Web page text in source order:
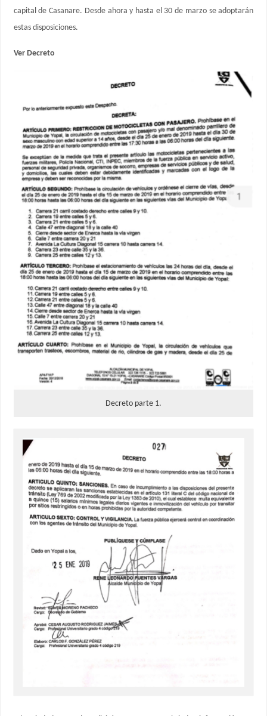
capital de Casanare. Desde ahora y hasta el 30 de marzo se adoptarán
estas disposiciones.
Ver Decreto
Decreto parte 1.